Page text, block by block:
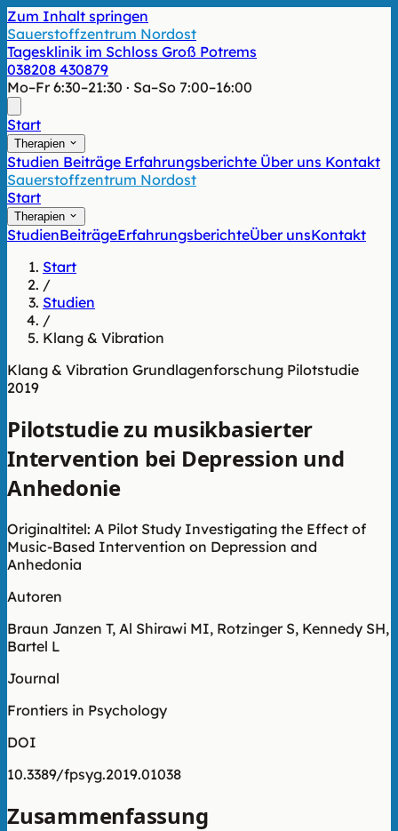
Zum Inhalt springen
Sauerstoffzentrum Nordost
Tagesklinik im Schloss Groß Potrems
038208 430879
Mo–Fr 6:30–21:30 · Sa–So 7:00–16:00
Start
Therapien
Studien Beiträge Erfahrungsberichte Über uns Kontakt
Sauerstoffzentrum Nordost
Start
Therapien
StudienBeiträgeErfahrungsberichteÜber unsKontakt
Start
/
Studien
/
Klang & Vibration
Klang & Vibration Grundlagenforschung Pilotstudie
2019
Pilotstudie zu musikbasierter
Intervention bei Depression und
Anhedonie
Originaltitel: A Pilot Study Investigating the Effect of
Music-Based Intervention on Depression and
Anhedonia
Autoren
Braun Janzen T, Al Shirawi MI, Rotzinger S, Kennedy SH,
Bartel L
Journal
Frontiers in Psychology
DOI
10.3389/fpsyg.2019.01038
Zusammenfassung